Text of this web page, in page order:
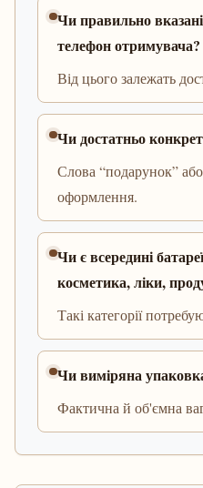
Чи правильно вказані
телефон отримувача?
Від цього залежать
Чи достатньо
Слова “подарунок”
оформлення.
Чи є всередині
косметика, ліки,
Такі категорії
Чи виміряна
Фактична й об'ємна